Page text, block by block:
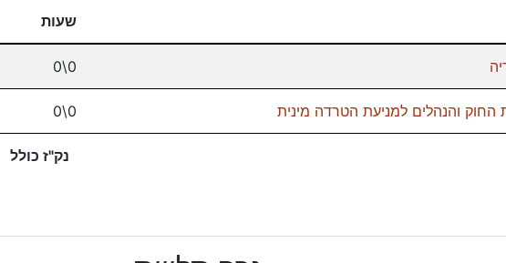
שעות
נק"ז כולל
0\0
החוק והנהלים למניעת הטרדה מינית 0\0